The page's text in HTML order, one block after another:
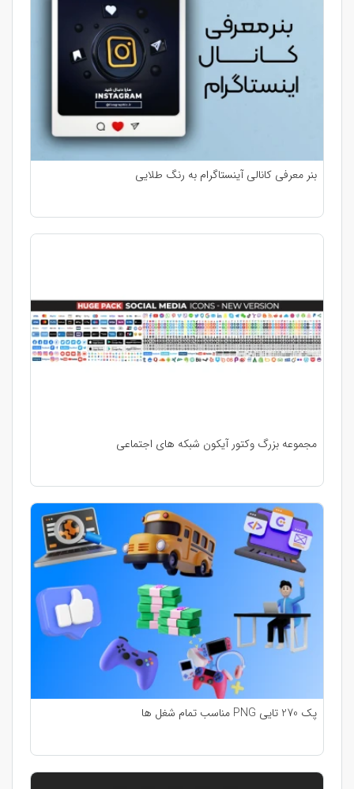
بنر معرفی کانالی آینستاگرام به رنگ طلایی
مجموعه بزرگ وکتور آیکون شبکه های اجتماعی
پک 270 تایی PNG مناسب تمام شغل ها